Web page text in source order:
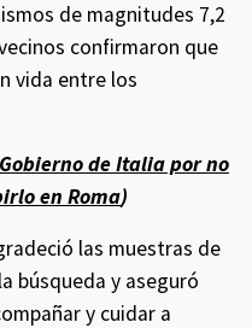
de magnitudes 7,2
confirmaron que
vida entre los
de Italia por no
en Roma)
las muestras de
búsqueda y aseguró
y cuidar a